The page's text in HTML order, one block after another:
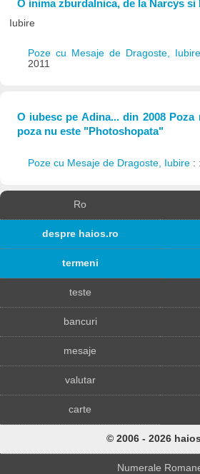
O inima zburdalnica, de la Narcys si
Iubire
Poze cu Mesaje de Dragoste, Iubire
2011
O iubesc pe Adina... din 2008 Poza
poza nu este "Photoshopata"
Poze cu Mesaje de Dragoste, Iubire :
Ro
despre haios.ro
termeni
teste
bancuri
mesaje
valutar
carte
© 2006 - 2026
Numerale